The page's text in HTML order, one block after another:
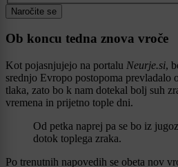
Naročite se
Ob koncu tedna znova vroče
Kot pojasnjujejo na portalu Neurje.si,
srednjo Evropo postopoma prevladalo
tlaka, zato bo k nam dotekal bolj suh
vremena in prijetno tople dni.
Od petka naprej pa se bo iz
dotok toplega zraka.
Po trenutnih napovedih se obeta nov